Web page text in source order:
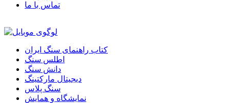
تماس با ما
کتاب راهنمای سنگ ایران
اطلس سنگ
دانش سنگ
دیجیتال مارکتینگ
سنگ پلاس
نمایشگاه و همایش